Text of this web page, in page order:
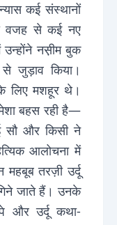
कई संस्थानों
वजह से कई नए
नस़ीम बुक
से जुड़ाव किया।
लिए मशहूर थे।
बहस रही है—
सौ और किसी ने
आलोचना में
महबूब तरज़ी उर्दू
जाते हैं। उनके
और उर्दू कथा-